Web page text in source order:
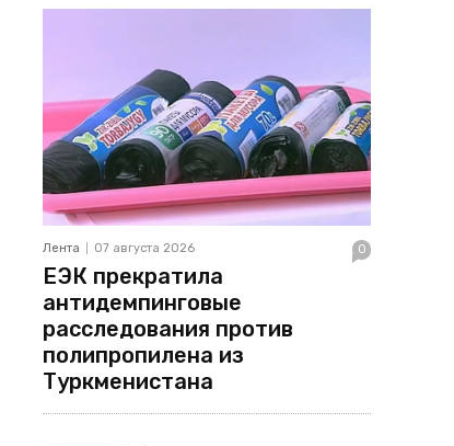
Лента 07 августа 2026 0
ЕЭК прекратила
антидемпинговые
расследования против
полипропилена из
Туркменистана